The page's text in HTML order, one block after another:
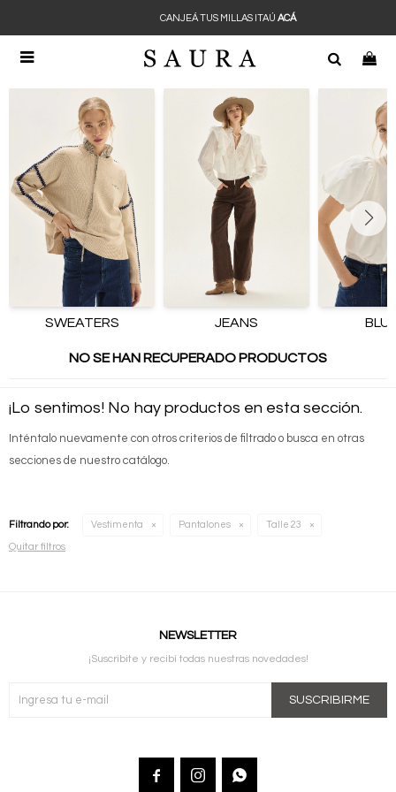

CANJEÁ TUS MILLAS ITAÚACÁ
SWEATERS JEANS
NO SE HAN RECUPERADO PRODUCTOS
¡Lo sentimos! No hay productos en esta sección.
Inténtalo nuevamente con otros criterios de filtrado o busca en otras
secciones de nuestro catálogo.
Filtrando por: Vestimenta Pantalones Talle 23
Quitar filtros
NEWSLETTER
¡Suscribite y recibí todas nuestras novedades!
SUSCRIBIRME
  